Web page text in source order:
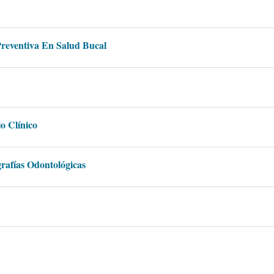
En Salud Bucal
Clínico
Odontológicas